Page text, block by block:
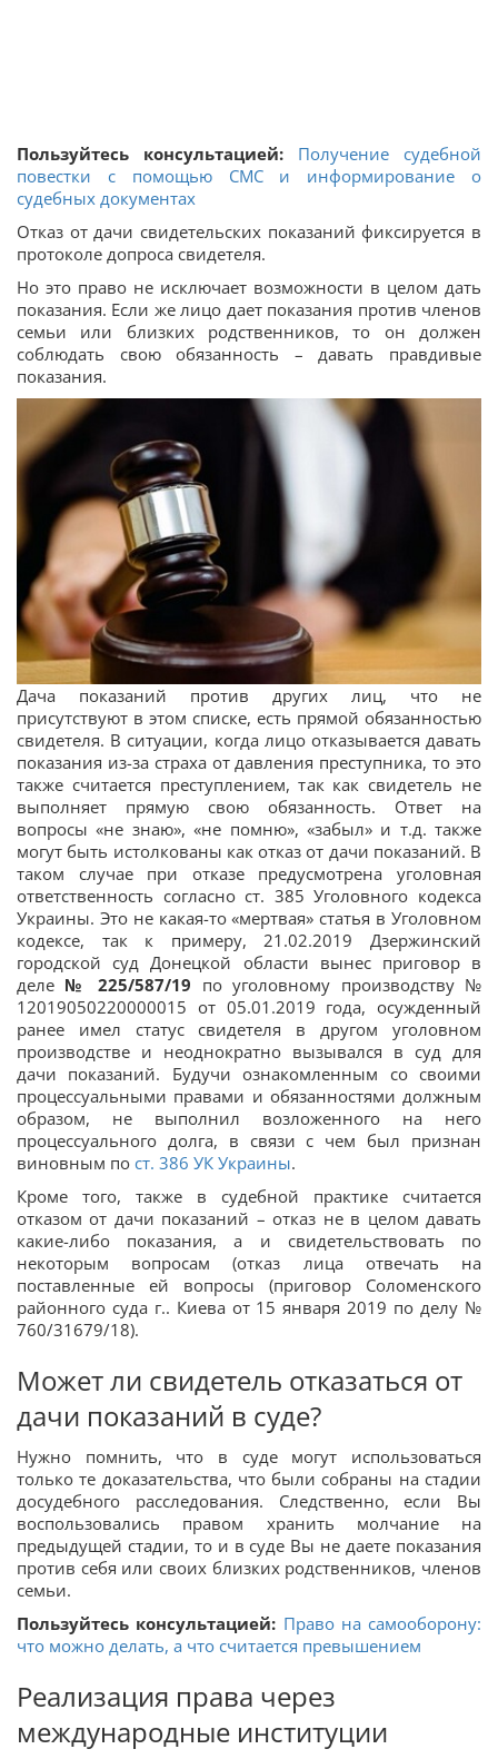
Пользуйтесь консультацией: Получение судебной
повестки с помощью СМС и информирование о
судебных документах
Отказ от дачи свидетельских показаний фиксируется в
протоколе допроса свидетеля.
Но это право не исключает возможности в целом дать
показания. Если же лицо дает показания против членов
семьи или близких родственников, то он должен
соблюдать свою обязанность – давать правдивые
показания.
Дача показаний против других лиц, что не
присутствуют в этом списке, есть прямой обязанностью
свидетеля. В ситуации, когда лицо отказывается давать
показания из-за страха от давления преступника, то это
также считается преступлением, так как свидетель не
выполняет прямую свою обязанность. Ответ на
вопросы «не знаю», «не помню», «забыл» и т.д. также
могут быть истолкованы как отказ от дачи показаний. В
таком случае при отказе предусмотрена уголовная
ответственность согласно ст. 385 Уголовного кодекса
Украины. Это не какая-то «мертвая» статья в Уголовном
кодексе, так к примеру, 21.02.2019 Дзержинский
городской суд Донецкой области вынес приговор в
деле № 225/587/19 по уголовному производству №
12019050220000015 от 05.01.2019 года, осужденный
ранее имел статус свидетеля в другом уголовном
производстве и неоднократно вызывался в суд для
дачи показаний. Будучи ознакомленным со своими
процессуальными правами и обязанностями должным
образом, не выполнил возложенного на него
процессуального долга, в связи с чем был признан
виновным по ст. 386 УК Украины.
Кроме того, также в судебной практике считается
отказом от дачи показаний – отказ не в целом давать
какие-либо показания, а и свидетельствовать по
некоторым вопросам (отказ лица отвечать на
поставленные ей вопросы (приговор Соломенского
районного суда г.. Киева от 15 января 2019 по делу №
760/31679/18).
Может ли свидетель отказаться от
дачи показаний в суде?
Нужно помнить, что в суде могут использоваться
только те доказательства, что были собраны на стадии
досудебного расследования. Следственно, если Вы
воспользовались правом хранить молчание на
предыдущей стадии, то и в суде Вы не даете показания
против себя или своих близких родственников, членов
семьи.
Пользуйтесь консультацией: Право на самооборону:
что можно делать, а что считается превышением
Реализация права через
международные институции